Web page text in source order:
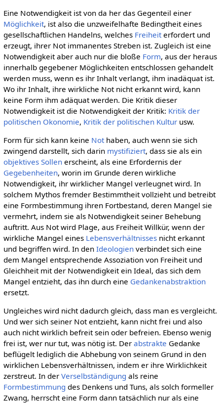
Eine Notwendigkeit ist von da her das Gegenteil einer
Möglichkeit, ist also die unzweifelhafte Bedingtheit eines
gesellschaftlichen Handelns, welches Freiheiterfordert und
erzeugt, ihrer Not immanentes Streben ist. Zugleich ist eine
Notwendigkeit aber auch nur die bloße Form, aus der heraus
innerhalb gegebener Möglichkeiten entschlossen gehandelt
werden muss, wenn es ihr Inhalt verlangt, ihm inadäquat ist.
Wo ihr Inhalt, ihre wirkliche Not nicht erkannt wird, kann
keine Form ihm adäquat werden. Die Kritik dieser
Notwendigkeit ist die Notwendigkeit der Kritik: Kritik der
politischen Okonomie, Kritik der politischen Kulturusw.
Form für sich kann keine Nothaben, auch wenn sie sich
zwingend darstellt, sich darin mystifiziert, dass sie als ein
objektives Sollenerscheint, als eine Erfordernis der
Gegebenheiten, worin im Grunde deren wirkliche
Notwendigkeit, ihr wirklicher Mangel verleugnet wird. In
solchem Mythos fremder Bestimmtheit vollzieht und betreibt
eine Formbestimmung ihren Fortbestand, deren Mangel sie
vermehrt, indem sie als Notwendigkeit seiner Behebung
auftritt. Aus Not wird Plage, aus Freiheit Willkür, wenn der
wirkliche Mangel eines Lebensverhältnissesnicht erkannt
und begriffen wird. In den Ideologienverbindet sich eine
dem Mangel entsprechende Assoziation von Freiheit und
Gleichheit mit der Notwendigkeit ein Ideal, das sich dem
Mangel entzieht, das ihn durch eine Gedankenabstraktion
ersetzt.
Ungleiches wird nicht dadurch gleich, dass man es vergleicht.
Und wer sich seiner Not entzieht, kann nicht frei und also
auch nicht wirklich befreit sein oder befreien. Ebenso wenig
frei ist, wer nur tut, was nötig ist. Der abstrakte Gedanke
beflügelt lediglich die Abhebung von seinem Grund in den
wirklichen Lebensverhältnissen, indem er ihre Wirklichkeit
zerstreut. In der Verselbständigung als reine
Formbestimmung des Denkens und Tuns, als solch formeller
Zwang, herrscht eine Form dann tatsächlich nur als eine